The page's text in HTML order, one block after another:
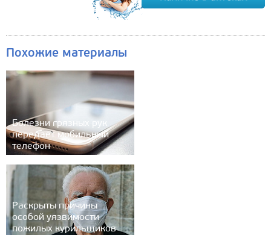
Похожие материалы
Болезни грязных рук
передаёт мобильный
телефон
Раскрыты причины
особой уязвимости
пожилых курильщиков